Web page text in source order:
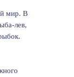
мир. В
лев,